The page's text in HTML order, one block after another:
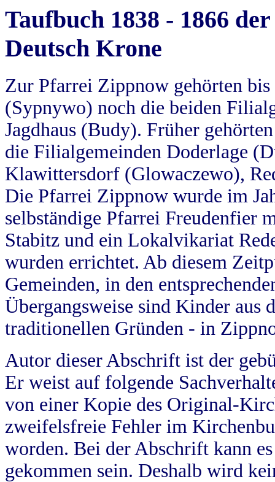
Taufbuch 1838 - 1866
Deutsch Krone
Zur Pfarrei Zippnow gehörten
(Sypnywo) noch die beiden
Jagdhaus (Budy). Früher
die Filialgemeinden Doderlage
Klawittersdorf (Glowaczewo),
Die Pfarrei Zippnow wurde im
selbständige Pfarrei Freudenfier
Stabitz und ein Lokalvikariat
wurden errichtet. Ab diesem
Gemeinden, in den
Übergangsweise sind Kinder aus
traditionellen Gründen - in
Autor dieser Abschrift ist der
Er weist auf folgende
von einer Kopie des Original-
zweifelsfreie Fehler im
worden. Bei der Abschrift kann
gekommen sein. Deshalb wird